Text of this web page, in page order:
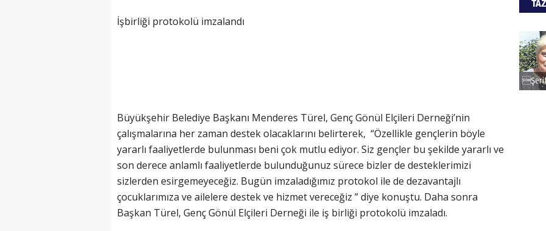
İşbirliği protokolü imzalandı
Büyükşehir Belediye Başkanı Menderes Türel, Genç Gönül Elçileri Derneği’nin
çalışmalarına her zaman destek olacaklarını belirterek, “Özellikle gençlerin böyle
yararlı faaliyetlerde bulunması beni çok mutlu ediyor. Siz gençler bu şekilde yararlı ve
son derece anlamlı faaliyetlerde bulunduğunuz sürece bizler de desteklerimizi
sizlerden esirgemeyeceğiz. Bugün imzaladığımız protokol ile de dezavantajlı
çocuklarımıza ve ailelere destek ve hizmet vereceğiz ” diye konuştu. Daha sonra
Başkan Türel, Genç Gönül Elçileri Derneği ile iş birliği protokolü imzaladı.